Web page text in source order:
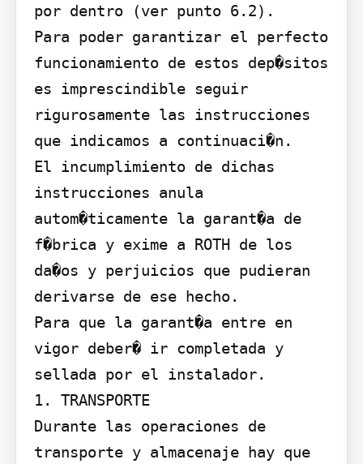
por dentro (ver punto 6.2).
Para poder garantizar el perfecto
funcionamiento de estos dep�sitos
es imprescindible seguir
rigurosamente las instrucciones
que indicamos a continuaci�n.
El incumplimiento de dichas
instrucciones anula
autom�ticamente la garant�a de
f�brica y exime a ROTH de los
da�os y perjuicios que pudieran
derivarse de ese hecho.
Para que la garant�a entre en
vigor deber� ir completada y
sellada por el instalador.
1. TRANSPORTE
Durante las operaciones de
transporte y almacenaje hay que